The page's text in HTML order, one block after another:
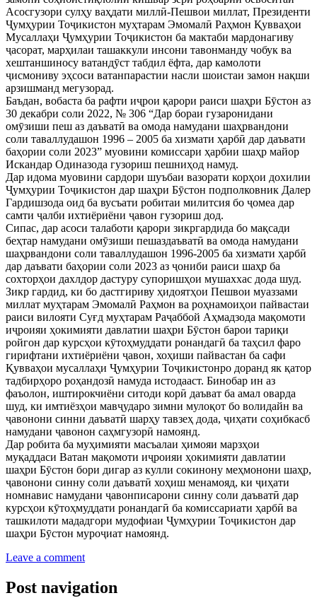
Асосгузори сулҳу ваҳдати миллӣ-Пешвои миллат, Президенти
Ҷумҳурии Тоҷикистон муҳтарам Эмомалӣ Раҳмон Қувваҳои
Мусаллаҳи Ҷумҳурии Тоҷикистон ба мактаби мардонагиву
ҷасорат, марҳилаи ташаккули инсони тавонманду чобук ва
хештаншиносу ватандӯст табдил ёфта, дар камолоти
ҷисмониву эҳсоси ватанпарастии насли шоистаи замон нақши
арзишманд мегузорад.
Баъдан, вобаста ба рафти иҷрои қарори раиси шаҳри Бӯстон аз
30 декабри соли 2022, № 306 “Дар бораи гузаронидани
омӯзиши пеш аз даъватӣ ва омода намудани шаҳрвандони
соли таваллудашон 1996 – 2005 ба хизмати ҳарбӣ дар даъвати
баҳории соли 2023” муовини комиссари ҳарбии шаҳр майор
Искандар Одиназода гузориш пешниҳод намуд.
Дар идома муовини сардори шуъбаи вазорати корҳои дохилии
Ҷумҳурии Тоҷикистон дар шаҳри Бӯстон подполковник Далер
Гардишзода оид ба вусъати робитаи милитсия бо ҷомеа дар
самти ҷалби ихтиёриёни ҷавон гузориш дод.
Сипас, дар асоси талаботи қарори зикргардида бо мақсади
беҳтар намудани омӯзиши пешаздаъватӣ ва омода намудани
шаҳрвандони соли таваллудашон 1996-2005 ба хизмати ҳарбӣ
дар даъвати баҳории соли 2023 аз ҷониби раиси шаҳр ба
сохторҳои дахлдор дастуру супоришҳои мушаххас дода шуд.
Зикр гардид, ки бо дастгириву ҳидоятҳои Пешвои муаззами
миллат муҳтарам Эмомалӣ Раҳмон ва роҳнамоиҳои пайвастаи
раиси вилояти Суғд муҳтарам Раҷаббой Аҳмадзода мақомоти
иҷроияи ҳокимияти давлатии шаҳри Бӯстон барои тариқи
ройгон дар курсҳои кӯтоҳмуддати ронандагӣ ба таҳсил фаро
гирифтани ихтиёриёни ҷавон, хоҳиши пайвастан ба сафи
Қувваҳои мусаллаҳи Ҷумҳурии Тоҷикистонро доранд як қатор
тадбирҳоро роҳандозӣ намуда истодааст. Бинобар ин аз
фаъолон, иштирокчиёни ситоди корӣ даъват ба амал оварда
шуд, ки имтиёзҳои мавҷударо зимни мулоқот бо волидайн ва
ҷавонони синни даъватӣ шарҳу тавзеҳ дода, ҷиҳати соҳибкасб
намудани ҷавонон саҳмгузорӣ намоянд.
Дар робита ба муҳимияти масъалаи ҳимояи марзҳои
муқаддаси Ватан мақомоти иҷроияи ҳокимияти давлатии
шаҳри Бӯстон бори дигар аз кулли сокинону меҳмонони шаҳр,
ҷавонони синну соли даъватӣ хоҳиш менамояд, ки ҷиҳати
номнавис намудани ҷавонписарони синну соли даъватӣ дар
курсҳои кӯтоҳмуддати ронандагӣ ба комиссариати ҳарбӣ ва
ташкилоти мададгори мудофиаи Ҷумҳурии Тоҷикистон дар
шаҳри Бӯстон муроҷиат намоянд.
Leave a comment
Post navigation